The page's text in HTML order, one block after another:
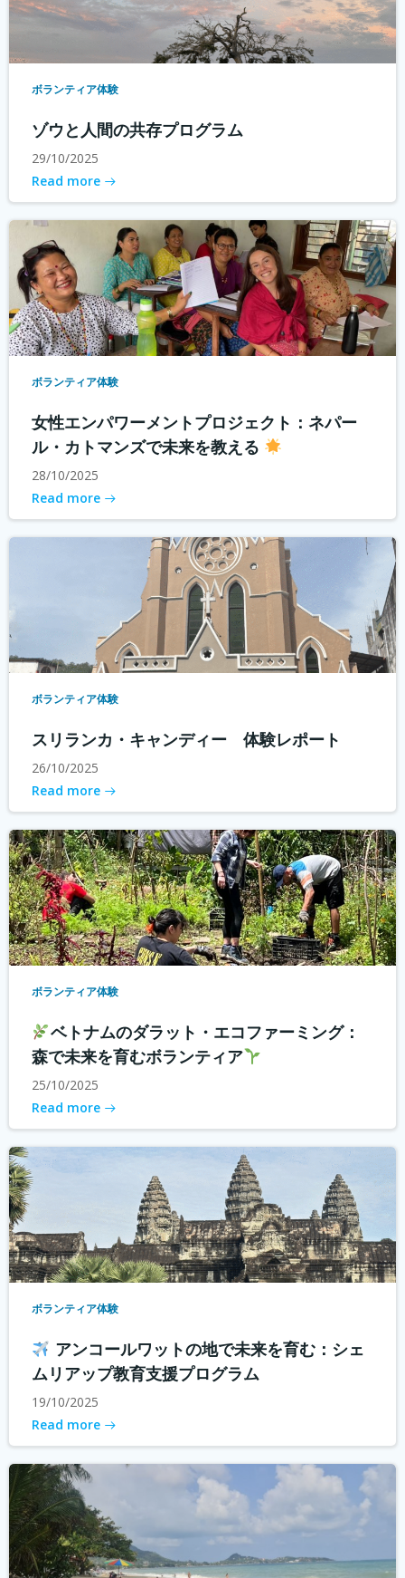
ボランティア体験
ゾウと人間の共存プログラム
29/10/2025
Read more
ボランティア体験
女性エンパワーメントプロジェクト：ネパー
ル・カトマンズで未来を教える
28/10/2025
Read more
ボランティア体験
スリランカ・キャンディー 体験レポート
26/10/2025
Read more
ボランティア体験
ベトナムのダラット・エコファーミング：
森で未来を育むボランティア
25/10/2025
Read more
ボランティア体験
アンコールワットの地で未来を育む：シェ
ムリアップ教育支援プログラム
19/10/2025
Read more